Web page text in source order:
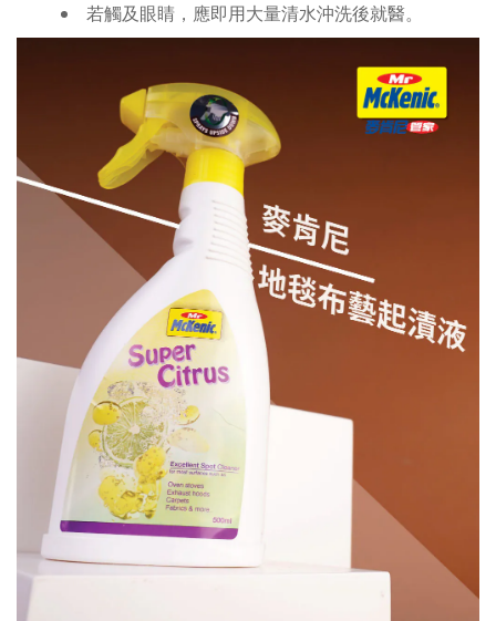
若觸及眼睛，應即用大量清水沖洗後就醫。